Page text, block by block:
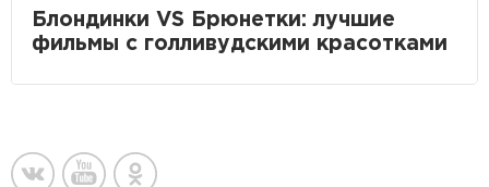
Блондинки VS Брюнетки: лучшие
фильмы с голливудскими красотками